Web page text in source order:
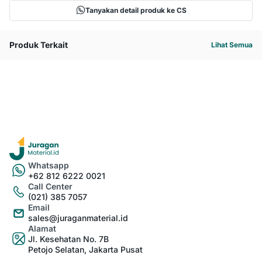
Tanyakan detail produk ke CS
Produk Terkait Lihat Semua
Whatsapp
+62 812 6222 0021
Call Center
(021) 385 7057
Email
sales@juraganmaterial.id
Alamat
Jl. Kesehatan No. 7B
Petojo Selatan, Jakarta Pusat